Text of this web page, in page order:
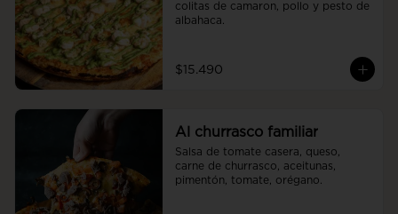
colitas de camaron, pollo y pesto de
albahaca.
$15.490
Al churrasco familiar
Salsa de tomate casera, queso,
carne de churrasco, aceitunas,
pimentón, tomate, orégano.